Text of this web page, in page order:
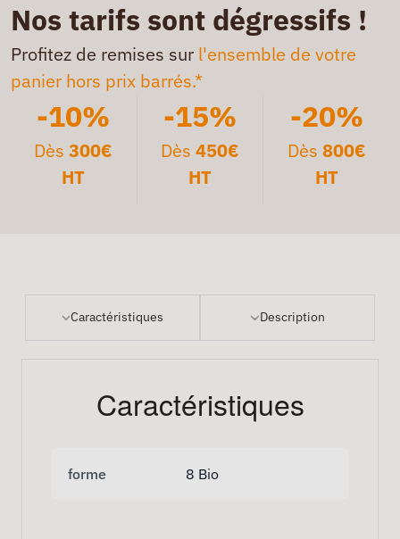
Nos tarifs sont dégressifs !
Profitez de remises sur l'ensemble de votre
panier hors prix barrés.*
-10%
Dès300€
HT
-15%
Dès 450€
HT
-20%
Dès 800€
HT
Caractéristiques Description
Caractéristiques
forme 8 Bio